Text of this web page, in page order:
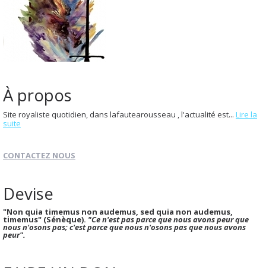
À propos
Site royaliste quotidien, dans lafautearousseau , l'actualité est... Lire la
suite
CONTACTEZ NOUS
Devise
"Non quia timemus non audemus, sed quia non audemus,
timemus" (Sénèque). "Ce n'est pas parce que nous avons peur que
nous n'osons pas; c'est parce que nous n'osons pas que nous avons
peur".